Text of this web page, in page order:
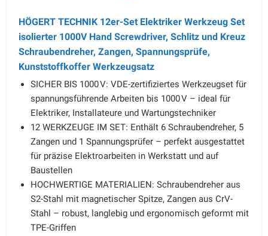
HÖGERT TECHNIK 12er-Set Elektriker Werkzeug Set
isolierter 1000V Hand Screwdriver, Schlitz und Kreuz
Schraubendreher, Zangen, Spannungsprüfe,
Kunststoffkoffer Werkzeugsatz
SICHER BIS 1000 V: VDE-zertifiziertes Werkzeugset für
spannungsführende Arbeiten bis 1000 V – ideal für
Elektriker, Installateure und Wartungstechniker
12 WERKZEUGE IM SET: Enthält 6 Schraubendreher, 5
Zangen und 1 Spannungsprüfer – perfekt ausgestattet
für präzise Elektroarbeiten in Werkstatt und auf
Baustellen
HOCHWERTIGE MATERIALIEN: Schraubendreher aus
S2-Stahl mit magnetischer Spitze, Zangen aus CrV-
Stahl – robust, langlebig und ergonomisch geformt mit
TPE-Griffen